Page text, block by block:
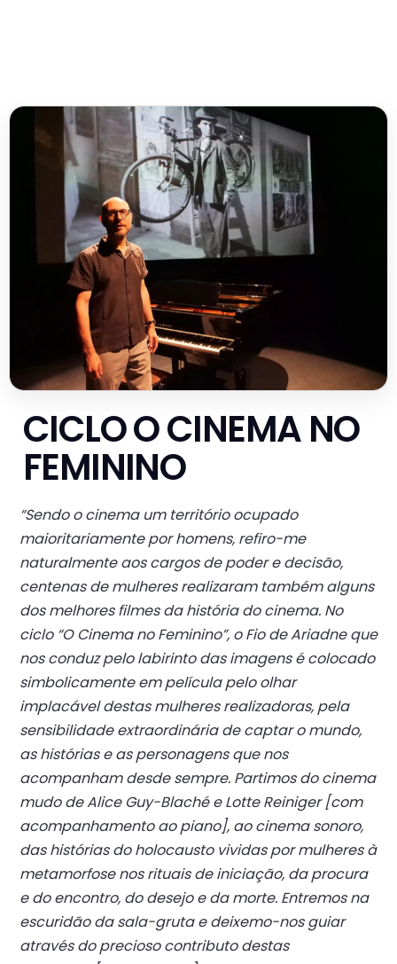
CICLO O CINEMA NO
FEMININO
“Sendo o cinema um território ocupado
maioritariamente por homens, refiro-me
naturalmente aos cargos de poder e decisão,
centenas de mulheres realizaram também alguns
dos melhores filmes da história do cinema. No
ciclo “O Cinema no Feminino”, o Fio de Ariadne que
nos conduz pelo labirinto das imagens é colocado
simbolicamente em película pelo olhar
implacável destas mulheres realizadoras, pela
sensibilidade extraordinária de captar o mundo,
as histórias e as personagens que nos
acompanham desde sempre. Partimos do cinema
mudo de Alice Guy-Blaché e Lotte Reiniger [com
acompanhamento ao piano], ao cinema sonoro,
das histórias do holocausto vividas por mulheres à
metamorfose nos rituais de iniciação, da procura
e do encontro, do desejo e da morte. Entremos na
escuridão da sala-gruta e deixemo-nos guiar
através do precioso contributo destas